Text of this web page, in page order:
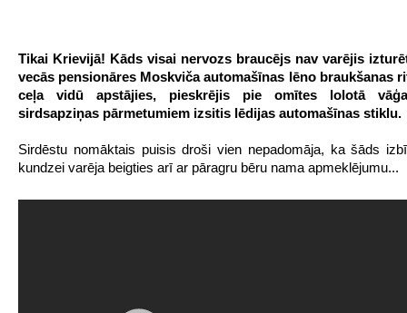
Tikai Krievijā! Kāds visai nervozs braucējs nav varējis
vecās pensionāres Moskviča automašīnas lēno braukšanas
ceļa vidū apstājies, pieskrējis pie omītes lolotā
sirdsapziņas pārmetumiem izsitis lēdijas automašīnas stiklu.
Sirdēstu nomāktais puisis droši vien nepadomāja, ka šāds
kundzei varēja beigties arī ar pāragru bēru nama apmeklējumu...